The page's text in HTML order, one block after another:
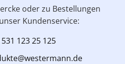
oder zu Bestellungen
Kundenservice:
123 25 125